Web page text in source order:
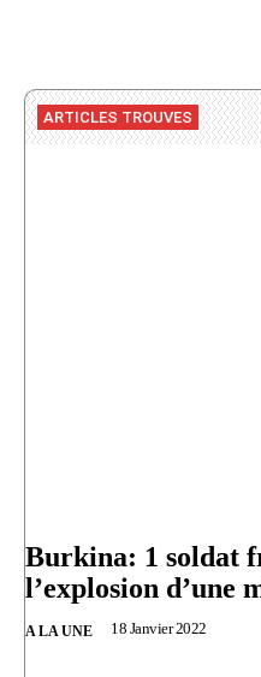
ARTICLES TROUVES
Burkina: 1 soldat
l’explosion d’une
A LA UNE 18 Janvier 2022